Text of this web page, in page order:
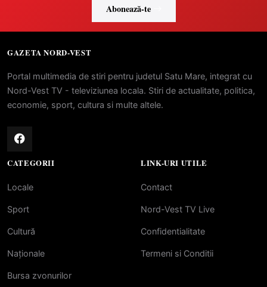
Abonează-te
GAZETA NORD-VEST
Portal multimedia de stiri pentru judetul Satu Mare, integrat cu
Nord-Vest TV - televiziunea locala. Stiri de actualitate, politica,
economie, sport, cultura si multe altele.
CATEGORII
Locale
Sport
Cultură
Naționale
Bursa zvonurilor
LINK-URI UTILE
Contact
Nord-Vest TV Live
Confidentialitate
Termeni si Conditii